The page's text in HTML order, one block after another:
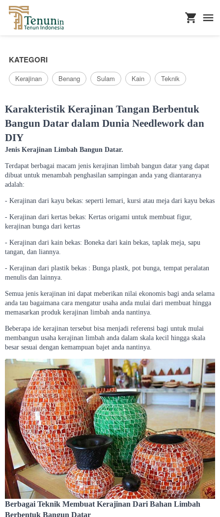
KATEGORI
Kerajinan Benang Sulam Kain Teknik
Karakteristik Kerajinan Tangan Berbentuk
Bangun Datar dalam Dunia Needlework dan
DIY
Jenis Kerajinan Limbah Bangun Datar.
Terdapat berbagai macam jenis kerajinan limbah bangun datar yang dapat
dibuat untuk menambah penghasilan sampingan anda yang diantaranya
adalah:
- Kerajinan dari kayu bekas: seperti lemari, kursi atau meja dari kayu bekas
- Kerajinan dari kertas bekas: Kertas origami untuk membuat figur,
kerajinan bunga dari kertas
- Kerajinan dari kain bekas: Boneka dari kain bekas, taplak meja, sapu
tangan, dan liannya.
- Kerajinan dari plastik bekas : Bunga plastk, pot bunga, tempat peralatan
menulis dan lainnya.
Semua jenis kerajinan ini dapat meberikan nilai ekonomis bagi anda selama
anda tau bagaimana cara mengatur usaha anda mulai dari membuat hingga
memasarkan produk kerajinan limbah anda nantinya.
Beberapa ide kerajinan tersebut bisa menjadi referensi bagi untuk mulai
membangun usaha kerajinan limbah anda dalam skala kecil hingga skala
besar sesuai dengan kemampuan bajet anda nantinya.
Berbagai Teknik Membuat Kerajinan Dari Bahan Limbah
Berbentuk Bangun Datar